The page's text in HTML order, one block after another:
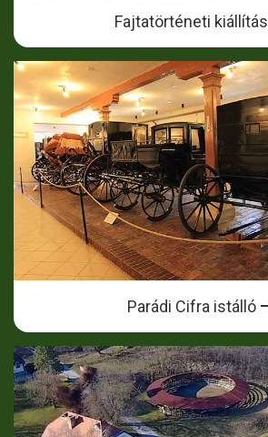
Fajtatörténeti kiállítás
Parádi Cifra istálló